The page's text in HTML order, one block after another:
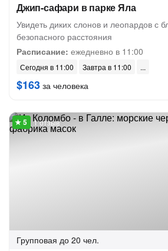
Джип-сафари в парке Яла
Увидеть диких слонов и леопардов с
безопасного расстояния
Расписание: ежедневно в 11:00
Сегодня в 11:00 Завтра в 11:00
$163 за человека
1 отзыв
Групповая до 20 чел.